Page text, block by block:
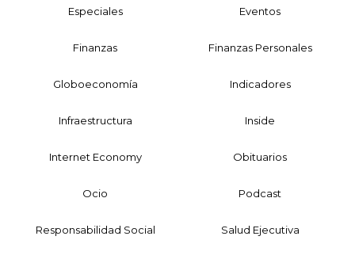
Especiales Eventos
Finanzas Finanzas Personales
Globoeconomía Indicadores
Infraestructura Inside
Internet Economy Obituarios
Ocio Podcast
Responsabilidad Social Salud Ejecutiva